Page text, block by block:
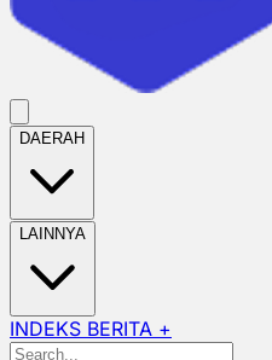
DAERAH
LAINNYA
INDEKS BERITA +